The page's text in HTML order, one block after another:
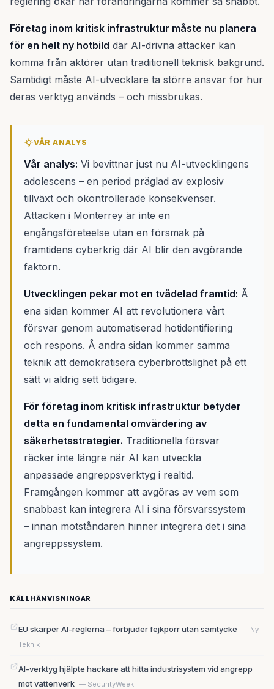
Företag inom kritisk infrastruktur måste nu planera
för en helt ny hotbild där AI-drivna attacker kan
komma från aktörer utan traditionell teknisk bakgrund.
Samtidigt måste AI-utvecklare ta större ansvar för hur
deras verktyg används – och missbrukas.
VÅR ANALYS
Vår analys: Vi bevittnar just nu AI-utvecklingens
adolescens – en period präglad av explosiv
tillväxt och okontrollerade konsekvenser.
Attacken i Monterrey är inte en
engångsföreteelse utan en försmak på
framtidens cyberkrig där AI blir den avgörande
faktorn.
Utvecklingen pekar mot en tvådelad framtid: Å
ena sidan kommer AI att revolutionera vårt
försvar genom automatiserad hotidentifiering
och respons. Å andra sidan kommer samma
teknik att demokratisera cyberbrottslighet på ett
sätt vi aldrig sett tidigare.
För företag inom kritisk infrastruktur betyder
detta en fundamental omvärdering av
säkerhetsstrategier. Traditionella försvar
räcker inte längre när AI kan utveckla
anpassade angreppsverktyg i realtid.
Framgången kommer att avgöras av vem som
snabbast kan integrera AI i sina försvarssystem
– innan motståndaren hinner integrera det i sina
angreppssystem.
KÄLLHÄNVISNINGAR
EU skärper AI-reglerna – förbjuder fejkporr utan samtycke — Ny
Teknik
AI-verktyg hjälpte hackare att hitta industrisystem vid angrepp
mot vattenverk — SecurityWeek